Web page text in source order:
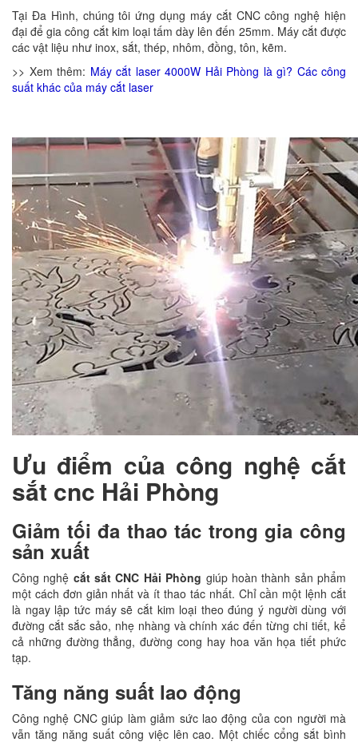
Tại Đa Hình, chúng tôi ứng dụng máy cắt CNC công nghệ hiện
đại để gia công cắt kim loại tấm dày lên đến 25mm. Máy cắt được
các vật liệu như inox, sắt, thép, nhôm, đồng, tôn, kẽm.
>> Xem thêm: Máy cắt laser 4000W Hải Phòng là gì? Các công
suất khác của máy cắt laser
Ưu điểm của công nghệ cắt
sắt cnc Hải Phòng
Giảm tối đa thao tác trong gia công
sản xuất
Công nghệ cắt sắt CNC Hải Phòng giúp hoàn thành sản phẩm
một cách đơn giản nhất và ít thao tác nhất. Chỉ cần một lệnh cắt
là ngay lập tức máy sẽ cắt kim loại theo đúng ý người dùng với
đường cắt sắc sảo, nhẹ nhàng và chính xác đến từng chi tiết, kể
cả những đường thẳng, đường cong hay hoa văn họa tiết phức
tạp.
Tăng năng suất lao động
Công nghệ CNC giúp làm giảm sức lao động của con người mà
vẫn tăng năng suất công việc lên cao. Một chiếc cổng sắt bình